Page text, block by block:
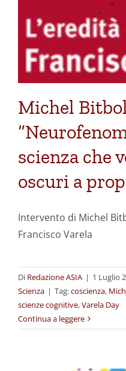
Michel
scienza che
oscuri a
Intervento di Michel
Francisco Varela
Di Redazione ASIA | 1 Luglio
Scienza | Tag:coscienza,
scienze cognitive,Varela Day
Continua a leggere